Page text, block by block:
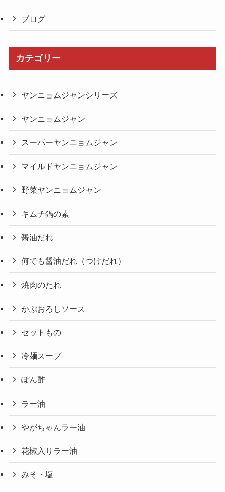
ブログ
カテゴリー
ヤンニョムジャンシリーズ
ヤンニョムジャン
スーパーヤンニョムジャン
マイルドヤンニョムジャン
野菜ヤンニョムジャン
キムチ鍋の素
醤油だれ
何でも醤油だれ（つけだれ）
焼肉のたれ
かぶおろしソース
セットもの
冷麺スープ
ぽん酢
ラー油
やがちゃんラー油
花椒入りラー油
みそ・塩